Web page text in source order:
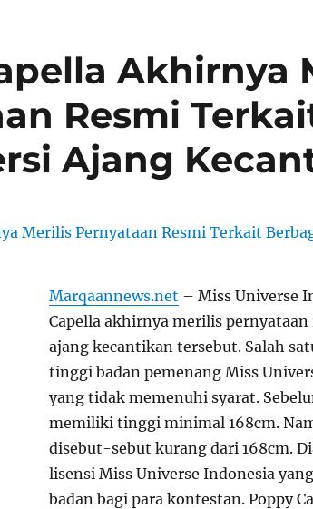
Akhirnya
Resmi
Ajang
Marqaannews.net – Miss Universe
Capella akhirnya merilis
ajang kecantikan tersebut. Salah
tinggi badan pemenang Miss
yang tidak memenuhi syarat.
memiliki tinggi minimal 168cm.
disebut-sebut kurang dari 168cm.
lisensi Miss Universe Indonesia
badan bagi para kontestan. Poppy